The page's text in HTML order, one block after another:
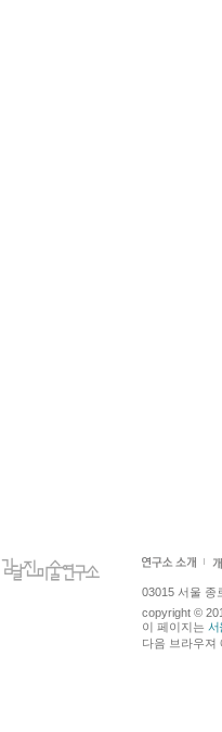
03015 서울 종
copyright ©
이 페이지는 서
다음 브라우져